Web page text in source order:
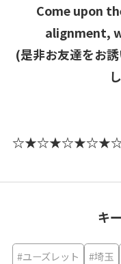
Come upon
alignment,
(是非お友達をお
キ
#ユーズレット #埼玉